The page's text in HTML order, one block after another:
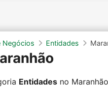
Negócios Entidades
Entidades no